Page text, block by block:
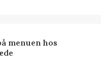
menuen hos